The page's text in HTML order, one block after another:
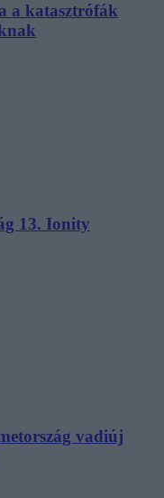
a katasztrófák
13. Ionity
vadiúj